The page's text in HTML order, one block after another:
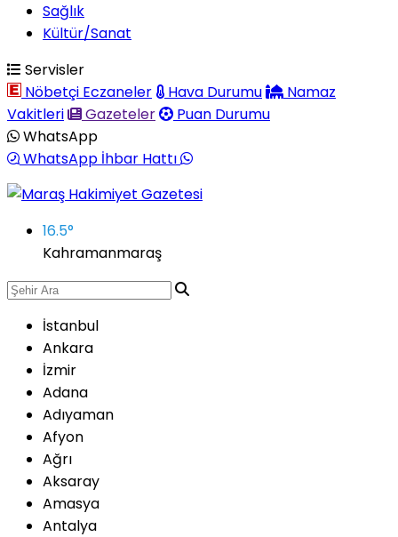
Sağlık
Kültür/Sanat
Servisler
Nöbetçi Eczaneler
Hava Durumu
Namaz
Vakitleri
Gazeteler
Puan Durumu
WhatsApp
WhatsApp İhbar Hattı
16.5°
Kahramanmaraş
İstanbul
Ankara
İzmir
Adana
Adıyaman
Afyon
Ağrı
Aksaray
Amasya
Antalya